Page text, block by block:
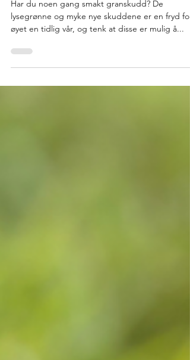
Granskuddsirup
Har du noen gang smakt granskudd? De
øyet en tidlig vår, og tenk at disse er mulig å...